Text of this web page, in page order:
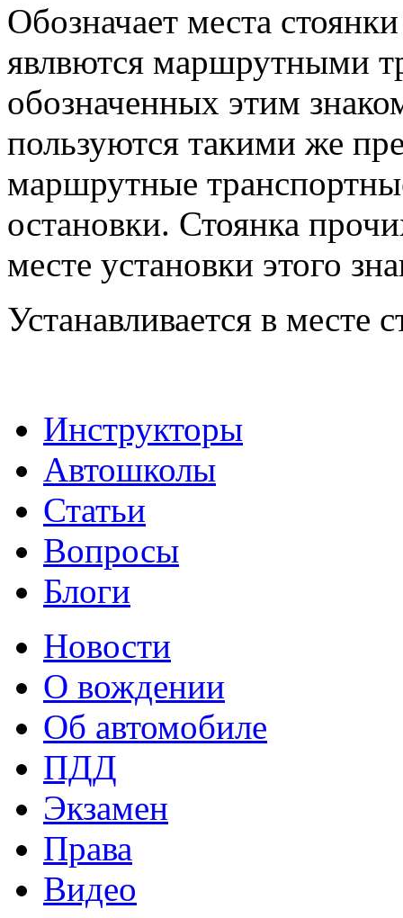
Обозначает места
явлвются маршрутными
обозначенных этим
пользуются такими же
маршрутные
остановки. Стоянка
месте установки этого
Устанавливается в месте
Инструкторы
Автошколы
Статьи
Вопросы
Блоги
Новости
О вождении
Об автомобиле
ПДД
Экзамен
Права
Видео